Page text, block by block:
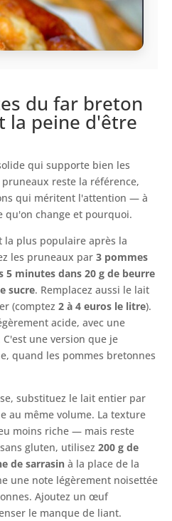
du far breton
la peine d'être
qui supporte bien les
reste la référence,
qui méritent l'attention — à
qu'on change et pourquoi.
la plus populaire après la
les pruneaux par 3 pommes
5 minutes dans 20 g de beurre
sucre. Remplacez aussi le lait
(comptez 2 à 4 euros le litre).
acide, avec une
une version que je
quand les pommes bretonnes
substituez le lait entier par
au même volume. La texture
moins riche — mais reste
gluten, utilisez 200 g de
de sarrasin à la place de la
une note légèrement noisettée
Ajoutez un œuf
le manque de liant.